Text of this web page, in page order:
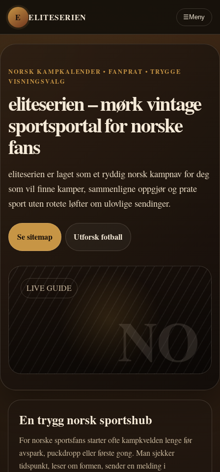
E ELITESERIEN ☰ Meny
NORSK KAMPKALENDER • FANPRAT • TRYGGE
VISNINGSVALG
eliteserien – mørk vintage
sportsportal for norske
fans
eliteserien er laget som et ryddig norsk kampnav for deg
som vil finne kamper, sammenligne oppgjør og prate
sport uten rotete løfter om ulovlige sendinger.
Se sitemap Utforsk fotball
LIVE GUIDE
NO
En trygg norsk sportshub
For norske sportsfans starter ofte kampkvelden lenge før
avspark, puckdropp eller første gong. Man sjekker
tidspunkt, leser om formen, sender en melding i